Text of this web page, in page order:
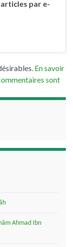
par e-
En savoir
sont
Ahmad Ibn